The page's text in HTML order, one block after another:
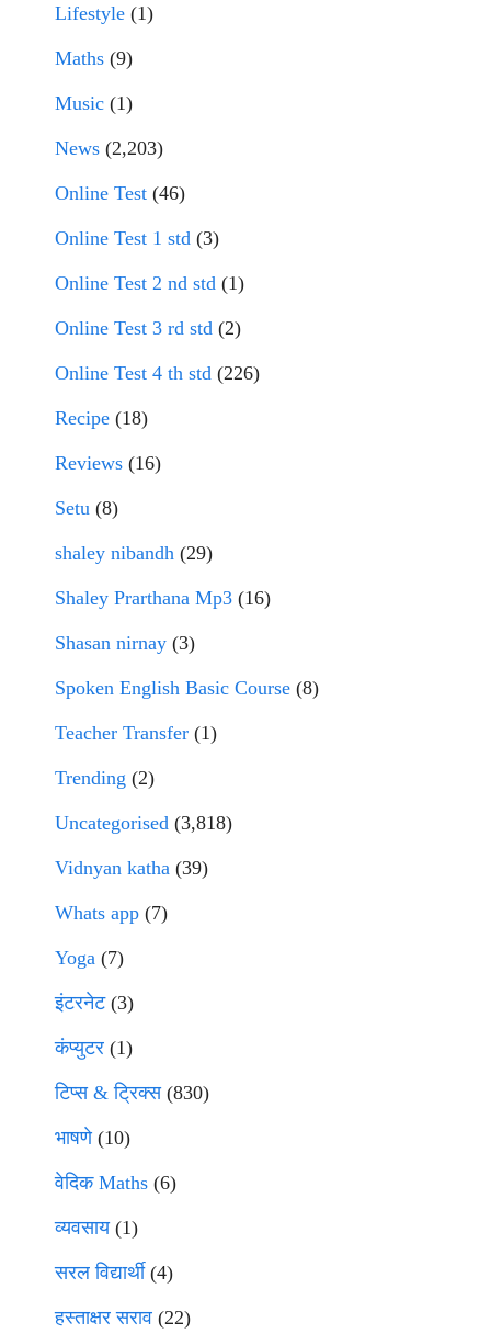
Lifestyle (1)
Maths (9)
Music (1)
News (2,203)
Online Test (46)
Online Test 1 std (3)
Online Test 2 nd std (1)
Online Test 3 rd std (2)
Online Test 4 th std (226)
Recipe (18)
Reviews (16)
Setu (8)
shaley nibandh (29)
Shaley Prarthana Mp3 (16)
Shasan nirnay (3)
Spoken English Basic Course (8)
Teacher Transfer (1)
Trending (2)
Uncategorised (3,818)
Vidnyan katha (39)
Whats app (7)
Yoga (7)
इंटरनेट(3)
कंप्युटर (1)
टिप्स & ट्रिक्स(830)
भाषणे(10)
वेदिक Maths (6)
व्यवसाय(1)
सरल विद्यार्थी(4)
हस्ताक्षर सराव (22)